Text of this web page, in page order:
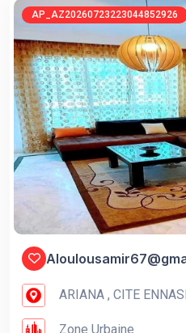
AP_AZ20260723223044852926
ARIANA , CITE
Zone Urbaine